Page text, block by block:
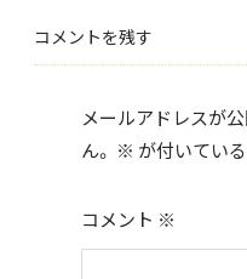
b
o
o
k
er
コメントを残す
メールアドレスが
ん。 ※ が付いてい
コメント ※